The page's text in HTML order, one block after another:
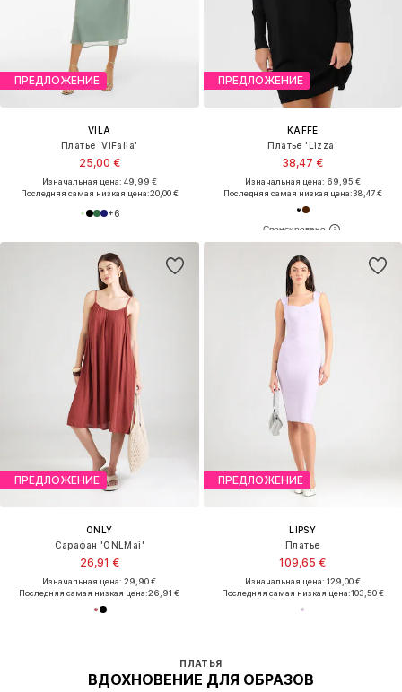
ПРЕДЛОЖЕНИЕ
VILA
Платье 'VIFalia'
25,00 €
Изначальная цена: 49,99 €
Последняя самая низкая цена:20,00 €
+6
ПРЕДЛОЖЕНИЕ
KAFFE
Платье 'Lizza'
38,47 €
Изначальная цена: 69,95 €
Последняя самая низкая цена:38,47 €
ПРЕДЛОЖЕНИЕ
ONLY
Сарафан 'ONLMai'
26,91 €
Изначальная цена: 29,90 €
Последняя самая низкая цена:26,91 €
ПРЕДЛОЖЕНИЕ
LIPSY
Платье
109,65 €
Изначальная цена: 129,00 €
Последняя самая низкая цена:103,50 €
ПЛАТЬЯ
ВДОХНОВЕНИЕ ДЛЯ ОБРАЗОВ